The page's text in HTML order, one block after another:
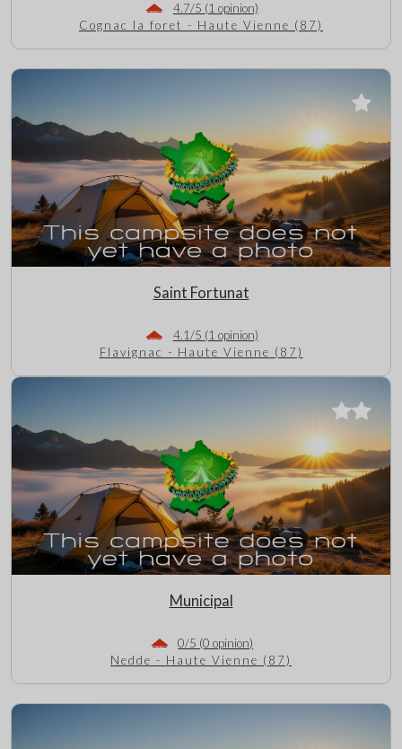
4.7/5 (1 opinion)
Cognac la foret - Haute Vienne (87)
Saint Fortunat
4.1/5 (1 opinion)
Flavignac - Haute Vienne (87)
Municipal
0/5 (0 opinion)
Nedde - Haute Vienne (87)